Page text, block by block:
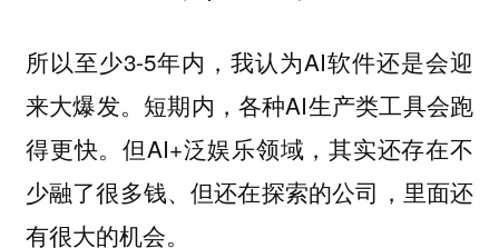
所以至少3-5年内，我认为AI软件还是会迎
来大爆发。短期内，各种AI生产类工具会跑
得更快。但AI+泛娱乐领域，其实还存在不
少融了很多钱、但还在探索的公司，里面还
有很大的机会。